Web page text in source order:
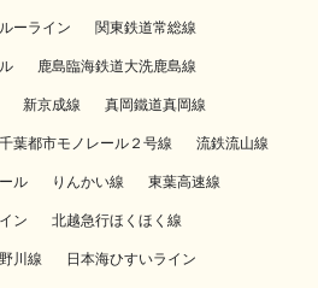
ーライン 関東鉄道常総線
鹿島臨海鉄道大洗鹿島線
新京成線 真岡鐵道真岡線
千葉都市モノレール２号線 流鉄流山線
ル りんかい線 東葉高速線
ン 北越急行ほくほく線
川線 日本海ひすいライン